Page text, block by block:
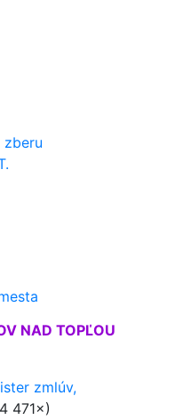
zberu
NAD TOPĽOU
zmlúv,
471×)